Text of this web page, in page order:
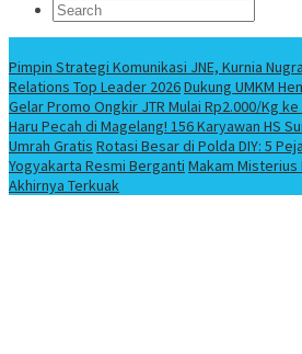
Pimpin Strategi Komunikasi JNE, Kurnia
Relations Top Leader 2026Dukung UMKM
Gelar Promo Ongkir JTR Mulai Rp2.000/Kg
Haru Pecah di Magelang! 156 Karyawan HS
Umrah Gratis Rotasi Besar di Polda DIY: 5
Yogyakarta Resmi Berganti Makam
Akhirnya Terkuak